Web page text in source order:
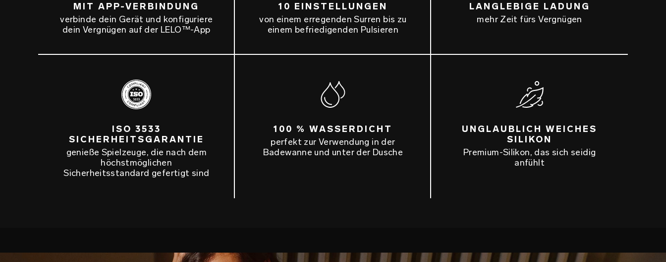
MIT APP-VERBINDUNG
verbinde dein Gerät und konfiguriere
dein Vergnügen auf der LELO™-App
10 EINSTELLUNGEN
von einem erregenden Surren bis zu
einem befriedigenden Pulsieren
LANGLEBIGE LADUNG
mehr Zeit fürs Vergnügen
ISO 3533
SICHERHEITSGARANTIE
genieße Spielzeuge, die nach dem
höchstmöglichen
Sicherheitsstandard gefertigt sind
100 % WASSERDICHT
perfekt zur Verwendung in der
Badewanne und unter der Dusche
UNGLAUBLICH WEICHES
SILIKON
Premium-Silikon, das sich seidig
anfühlt